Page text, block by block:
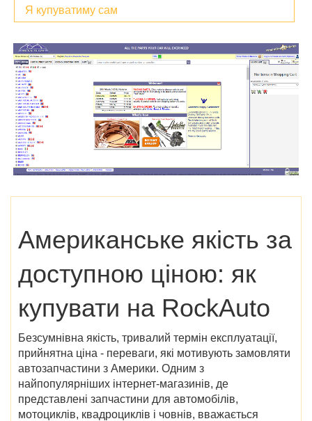
Я купуватиму сам
Американське якість за
доступною ціною: як
купувати на RockAuto
Безсумнівна якість, тривалий термін експлуатації,
прийнятна ціна - переваги, які мотивують замовляти
автозапчастини з Америки. Одним з
найпопулярніших інтернет-магазинів, де
представлені запчастини для автомобілів,
мотоциклів, квадроциклів і човнів, вважається